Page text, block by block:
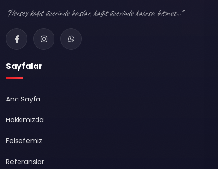
"Herşey kağıt üzerinde başlar, kağıt üzerinde kalırsa bitmez..."
Sayfalar
Ana Sayfa
Hakkımızda
Felsefemiz
Referanslar